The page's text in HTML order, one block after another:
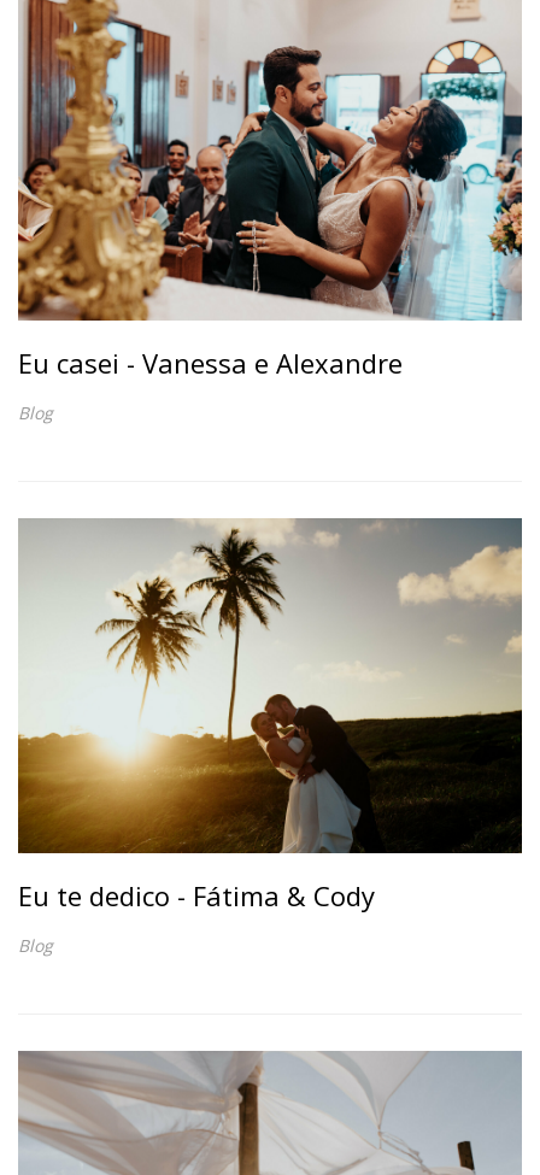
Eu casei - Vanessa e Alexandre
Blog
Eu te dedico - Fátima & Cody
Blog